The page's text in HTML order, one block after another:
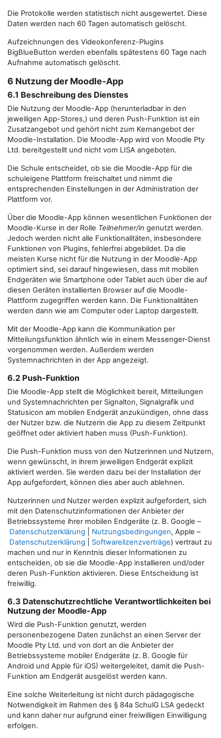
Die Protokolle werden statistisch nicht ausgewertet. Diese
Daten werden nach 60 Tagen automatisch gelöscht.
Aufzeichnungen des Videokonferenz-Plugins
BigBlueButton werden ebenfalls spätestens 60 Tage nach
Aufnahme automatisch gelöscht.
6 Nutzung der Moodle-App
6.1 Beschreibung des Dienstes
Die Nutzung der Moodle-App (herunterladbar in den
jeweiligen App-Stores,) und deren Push-Funktion ist ein
Zusatzangebot und gehört nicht zum Kernangebot der
Moodle-Installation. Die Moodle-App wird von Moodle Pty
Ltd. bereitgestellt und nicht vom LISA angeboten.
Die Schule entscheidet, ob sie die Moodle-App für die
schuleigene Plattform freischaltet und nimmt die
entsprechenden Einstellungen in der Administration der
Plattform vor.
Über die Moodle-App können wesentlichen Funktionen der
Moodle-Kurse in der Rolle Teilnehmer/in genutzt werden.
Jedoch werden nicht alle Funktionalitäten, insbesondere
Funktionen von Plugins, fehlerfrei abgebildet. Da die
meisten Kurse nicht für die Nutzung in der Moodle-App
optimiert sind, sei darauf hingewiesen, dass mit mobilen
Endgeräten wie Smartphone oder Tablet auch über die auf
diesen Geräten installierten Browser auf die Moodle-
Plattform zugegriffen werden kann. Die Funktionalitäten
werden dann wie am Computer oder Laptop dargestellt.
Mit der Moodle-App kann die Kommunikation per
Mitteilungsfunktion ähnlich wie in einem Messenger-Dienst
vorgenommen werden. Außerdem werden
Systemnachrichten in der App angezeigt.
6.2 Push-Funktion
Die Moodle-App stellt die Möglichkeit bereit, Mitteilungen
und Systemnachrichten per Signalton, Signalgrafik und
Statusicon am mobilen Endgerät anzukündigen, ohne dass
der Nutzer bzw. die Nutzerin die App zu diesem Zeitpunkt
geöffnet oder aktiviert haben muss (Push-Funktion).
Die Push-Funktion muss von den Nutzerinnen und Nutzern,
wenn gewünscht, in ihrem jeweiligen Endgerät explizit
aktiviert werden. Sie werden dazu bei der Installation der
App aufgefordert, können dies aber auch ablehnen.
Nutzerinnen und Nutzer werden explizit aufgefordert, sich
mit den Datenschutzinformationen der Anbieter der
Betriebssysteme ihrer mobilen Endgeräte (z. B. Google –
Datenschutzerklärung
Nutzungsbedingungen, Apple –
Datenschutzerklärung
Softwarelizenzverträge) vertraut zu
machen und nur in Kenntnis dieser Informationen zu
entscheiden, ob sie die Moodle-App installieren und/oder
deren Push-Funktion aktivieren. Diese Entscheidung ist
freiwillig.
6.3 Datenschutzrechtliche Verantwortlichkeiten bei
Nutzung der Moodle-App
Wird die Push-Funktion genutzt, werden
personenbezogene Daten zunächst an einen Server der
Moodle Pty Ltd. und von dort an die Anbieter der
Betriebssysteme mobiler Endgeräte (z. B. Google für
Android und Apple für iOS) weitergeleitet, damit die Push-
Funktion am Endgerät ausgelöst werden kann.
Eine solche Weiterleitung ist nicht durch pädagogische
Notwendigkeit im Rahmen des § 84a SchulG LSA gedeckt
und kann daher nur aufgrund einer freiwilligen Einwilligung
erfolgen.